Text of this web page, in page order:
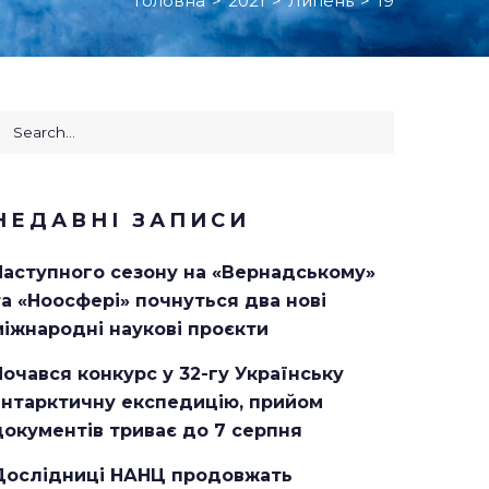
ЗАПИСИ
сезону на «Вернадському»
«Ноосфері» почнуться два нові
наукові проєкти
конкурс у 32-гу Українську
експедицію, прийом
триває до 7 серпня
НАНЦ продовжать